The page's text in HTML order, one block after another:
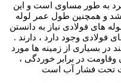
به طور مساوی است و این
و همچنین طول عمر لوله
های فولادی نیاز به دانستن
فولادی وجود دارد ، دارند .
در بسیاری از زمینه ها مورد
وقاومت در برابر خوردگی ،
تحت فشار آب است